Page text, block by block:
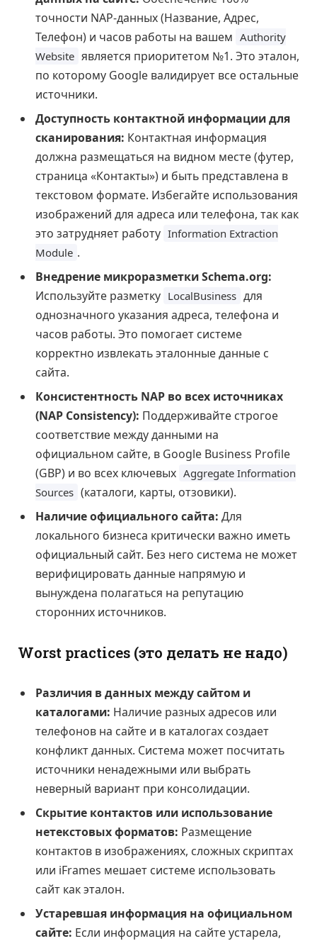
точности NAP-данных (Название, Адрес,
Телефон) и часов работы на вашем Authority
Website является приоритетом №1. Это эталон,
по которому Google валидирует все остальные
источники.
Доступность контактной информации для
сканирования: Контактная информация
должна размещаться на видном месте (футер,
страница «Контакты») и быть представлена в
текстовом формате. Избегайте использования
изображений для адреса или телефона, так как
это затрудняет работу Information Extraction
Module .
Внедрение микроразметки Schema.org:
Используйте разметку LocalBusiness для
однозначного указания адреса, телефона и
часов работы. Это помогает системе
корректно извлекать эталонные данные с
сайта.
Консистентность NAP во всех источниках
(NAP Consistency): Поддерживайте строгое
соответствие между данными на
официальном сайте, в Google Business Profile
(GBP) и во всех ключевых Aggregate Information
Sources (каталоги, карты, отзовики).
Наличие официального сайта: Для
локального бизнеса критически важно иметь
официальный сайт. Без него система не может
верифицировать данные напрямую и
вынуждена полагаться на репутацию
сторонних источников.
Worst practices (это делать не надо)
Различия в данных между сайтом и
каталогами: Наличие разных адресов или
телефонов на сайте и в каталогах создает
конфликт данных. Система может посчитать
источники ненадежными или выбрать
неверный вариант при консолидации.
Скрытие контактов или использование
нетекстовых форматов: Размещение
контактов в изображениях, сложных скриптах
или iFrames мешает системе использовать
сайт как эталон.
Устаревшая информация на официальном
сайте: Если информация на сайте устарела,